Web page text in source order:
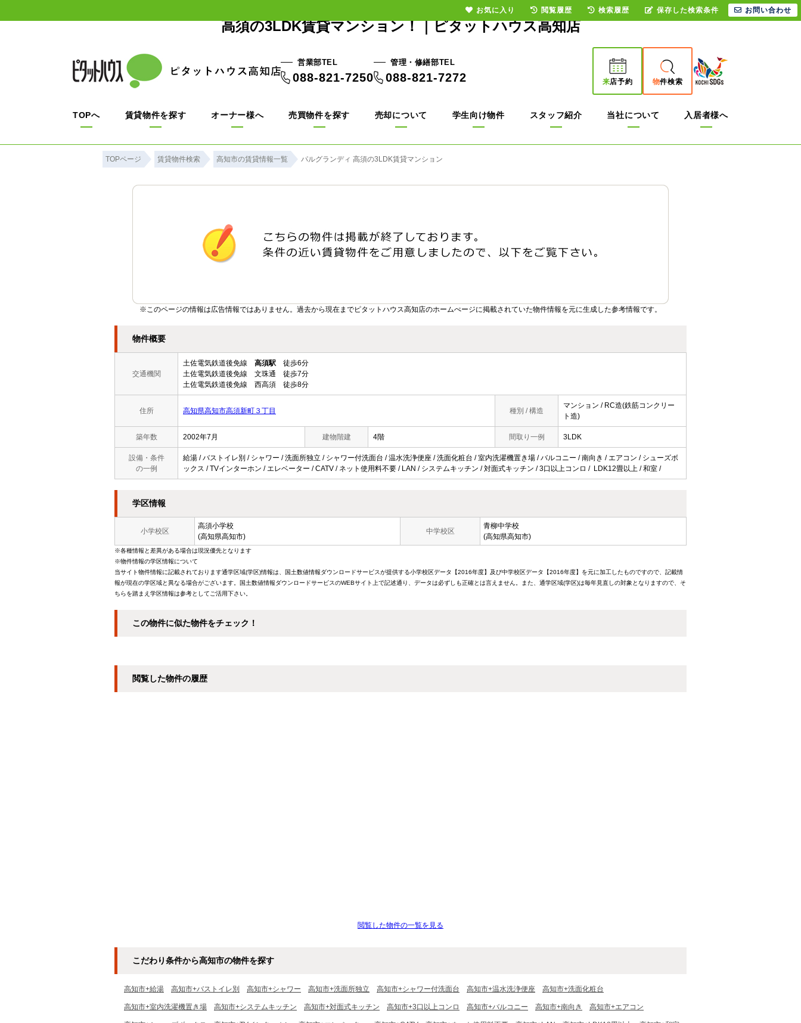
高須の3LDK賃貸マンション！｜ピタットハウス高知店
営業部TEL
088-821-7250
管理・修繕部TEL
088-821-7272 来店予約 物件検索
TOPへ 賃貸物件を探す オーナー様へ 売買物件を探す 売却について 学生向け物件 スタッフ紹介 当社について 入居者様へ
TOPページ 賃貸物件検索 高知市の賃貸情報一覧 パルグランディ 高須の3LDK賃貸マンション
※このページの情報は広告情報ではありません。過去から現在までピタットハウス高知店のホームぺージに掲載されていた物件情報を元に生成した参考情報です。
物件概要
交通機関
土佐電気鉄道後免線 高須駅 徒歩6分
土佐電気鉄道後免線 文珠通 徒歩7分
土佐電気鉄道後免線 西高須 徒歩8分
住所 高知県高知市高須新町３丁目 種別 / 構造
マンション / RC造(鉄筋コンクリー
ト造)
築年数 2002年7月 建物階建 4階 間取り一例 3LDK
設備・条件
の一例
給湯 / バストイレ別 / シャワー / 洗面所独立 / シャワー付洗面台 / 温水洗浄便座 / 洗面化粧台 / 室内洗濯機置き場 / バルコニー / 南向き / エアコン / シューズボ
ックス / TVインターホン / エレベーター / CATV / ネット使用料不要 / LAN / システムキッチン / 対面式キッチン / 3口以上コンロ / LDK12畳以上 / 和室 /
学区情報
小学校区
高須小学校
(高知県高知市)
中学校区
青柳中学校
(高知県高知市)
※各種情報と差異がある場合は現況優先となります
※物件情報の学区情報について
当サイト物件情報に記載されております通学区域(学区)情報は、国土数値情報ダウンロードサービスが提供する小学校区データ【2016年度】及び中学校区データ【2016年度】を元に加工したものですので、記載情
報が現在の学区域と異なる場合がございます。国土数値情報ダウンロードサービスのWEBサイト上で記述通り、データは必ずしも正確とは言えません。また、通学区域(学区)は毎年見直しの対象となりますので、そ
ちらを踏まえ学区情報は参考としてご活用下さい。
この物件に似た物件をチェック！
閲覧した物件の履歴
閲覧した物件の一覧を見る
こだわり条件から高知市の物件を探す
高知市+給湯 高知市+バストイレ別 高知市+シャワー 高知市+洗面所独立 高知市+シャワー付洗面台 高知市+温水洗浄便座 高知市+洗面化粧台
高知市+室内洗濯機置き場 高知市+システムキッチン 高知市+対面式キッチン 高知市+3口以上コンロ 高知市+バルコニー 高知市+南向き 高知市+エアコン
お気に入り 閲覧履歴 検索履歴 保存した検索条件 お問い合わせ